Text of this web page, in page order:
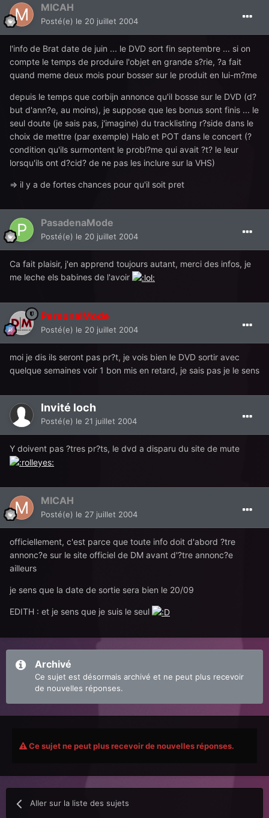
MICAH
Posté(e) le 20 juillet 2004
l'info de Brat date de juin ... le DVD sort fin septembre ... si on
compte le temps de produire l'objet en grande s?rie, ?a fait
quand meme deux mois pour bosser sur le produit en lui-m?me
depuis le temps que corbijn annonce qu'il bosse sur le DVD (d?
but d'ann?e, au moins), je suppose que les bonus sont finis ... le
seul doute (je sais pas, j'imagine) du tracklisting r?side dans le
choix de mettre (par exemple) Halo et POT dans le concert (?
condition qu'ils surmontent le probl?me qui avait ?t? le leur
lorsqu'ils ont d?cid? de ne pas les inclure sur la VHS)
=> il y a de fortes chances pour qu'il soit pret
PasadenaMode
Posté(e) le 20 juillet 2004
Ca fait plaisir, j'en apprend toujours autant, merci des infos, je
me leche els babines de l'avoir
PersonalMode
Posté(e) le 20 juillet 2004
moi je dis ils seront pas pr?t, je vois bien le DVD sortir avec
quelque semaines voir 1 bon mis en retard, je sais pas je le sens
Invité loch
Posté(e) le 21 juillet 2004
Y doivent pas ?tres pr?ts, le dvd a disparu du site de mute
MICAH
Posté(e) le 27 juillet 2004
officiellement, c'est parce que toute info doit d'abord ?tre
annonc?e sur le site officiel de DM avant d'?tre annonc?e
ailleurs
je sens que la date de sortie sera bien le 20/09
EDITH : et je sens que je suis le seul
Archivé
Ce sujet est désormais archivé et ne peut plus recevoir
de nouvelles réponses.
Ce sujet ne peut plus recevoir de nouvelles réponses.
Aller sur la liste des sujets